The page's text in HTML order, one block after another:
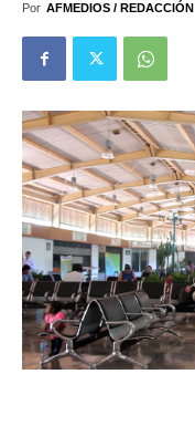
Por AFMEDIOS / REDACCIÓN